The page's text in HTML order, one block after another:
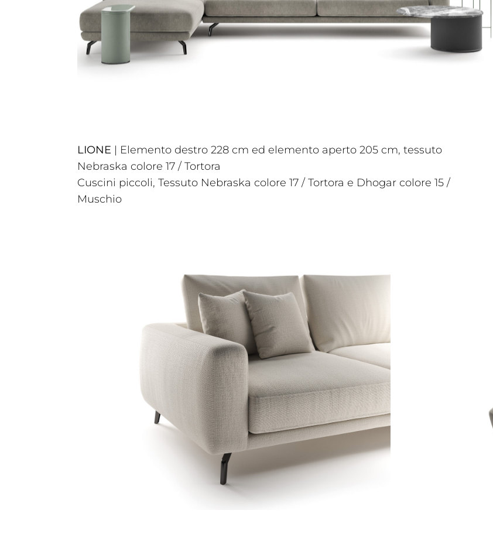
LIONE | Elemento destro 228 cm ed elemento aperto 205 cm, tessuto
Nebraska colore 17 / Tortora
Cuscini piccoli, Tessuto Nebraska colore 17 / Tortora e Dhogar colore 15 /
Muschio